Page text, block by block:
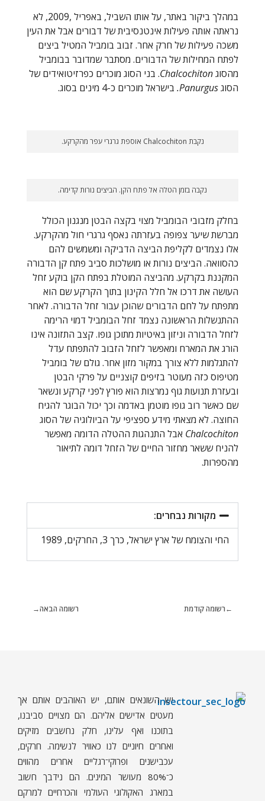
במהלך ביקור באתר, על אותו השביל, באפריל ,2009, לא
נראתה אותה פעילות אינטנסיבית של דבורים אבל את העין
משכה פעילות של חרק אחר. זבוב בומביל המטיל ביצים
לפתח המחילות של הדבורים. מסתבר שמדובר בבומביל
מהסוגChalcochiton. בני הסוג מוכרים כפרזיטואידים של
הסוגPanurgus. בישראל מוכרים כ-4 מינים בסוג.
נקבת Chalcochiton אוספת גרגרי עפר מהקרקע.
נקבה בזמן הטלה אל פתח הקן. הביצים נורות קדימה.
בחלק מזבובי הבומביל מצוי בקצה הבטן מנגנון הכולל
מברשת שיער צפופה בעזרתה נאסף גרגרי חול מהקרקע.
אלו נצמדים לקליפת הביצה הדביקה ומשמשים להם
כהסוואה. הביצים נורות או מושלכות סביב פתח קן הדבורה
המקננת בקרקע. מהביצה המוטלת בפתח הקן בוקע זחל
העושה את דרכו אל חלל הקינון בתוך הקרקע שם הוא
מתפתח על לחם הדבורים שהוכן עבור זחל הדבורה. לאחר
ההתנשלות הראשונה נצמד זחל הבומביל דמוי הרימה
לזחל הדבורה וניזון באיטיות מתוכן גופו. קצב התזונה אינו
הורג את המארח ומאפשר לזחל הזבוב להתפתח עדל
להתגלמות ללא צורך במקור מזון אחר. גולם של בומביל
מטיפוס כזה מעוטר בזיפים קוצניים על פרקי הבטן
ובעזרת תנועות גוף נמרצות הוא פורץ לפני קרקע ונשאר
שם כאשר רוב גופו מוטמן באדמה וכך יכול הבוגר להגיח
החוצה. לא מצאתי מידע ספציפי על הביולוגיה של הסוג
Chalcochiton אבל התנהגות ההטלה הדומה מאפשר
להניח ששאר מחזור החיים של הזחל דומה לתיאור
מהספרות.
מקורות נבחרים:
החי והצומח של ארץ ישראל, כרך 3, החרקים, 1989
רשומה קודמת רשומה הבאה
ח
רקים - עולם קטן בגדול
חרקים, עכבישים ופרוקי רגליים בישראל. מאות מאמרים בנושאי טבע, אקולוגיה, ביולוגיה ויחסי אדם-חרקים. הפעלות ומשחקים לילדים,
יש השונאים אותם, יש האוהבים אותם אך
מעטים אדישים אליהם. הם מצויים סביבנו,
בתוכנו ואף עלינו, חלק נחשבים מזיקים
ואחרים חיוניים לנו כאוויר לנשימה. חרקים,
עכבישנים ופרוקי־רגליים אחרים מהווים
כ־80% מעושר המינים. הם נידבך חשוב
במארג האקולוגי העולמי והכרחיים למרקם